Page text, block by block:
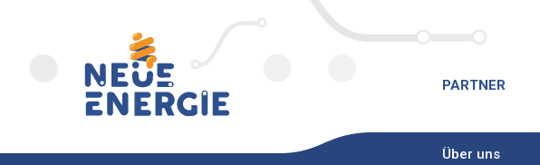
PARTNER
Über uns